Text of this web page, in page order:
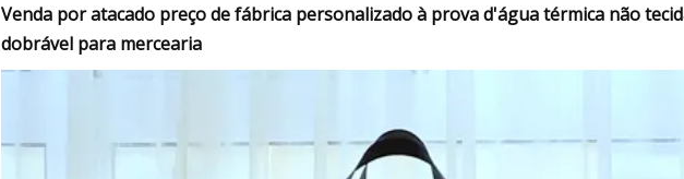
Venda por atacado preço de fábrica personalizado à prova d'água térmica não
dobrável para mercearia